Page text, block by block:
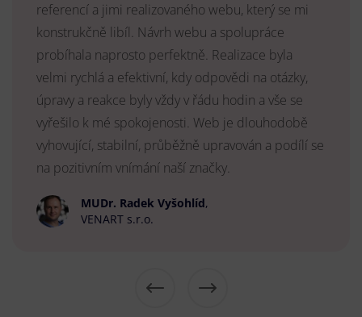
referencí a jimi realizovaného webu, který se mi
konstrukčně libíl. Návrh webu a spolupráce
probíhala naprosto perfektně. Realizace byla
velmi rychlá a efektivní, kdy odpovědi na otázky,
úpravy a reakce byly vždy v řádu hodin a vše se
vyřešilo k mé spokojenosti. Web je dlouhodobě
vyhovující, stabilní, průběžně upravován a podílí se
na pozitivním vnímání naší značky.
MUDr. Radek Vyšohlíd,
VENART s.r.o.